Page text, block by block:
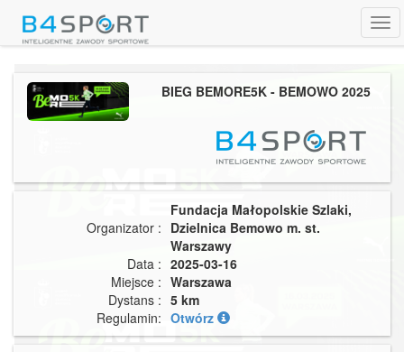
BIEG BEMORE5K - BEMOWO 2025
Organizator :
Fundacja Małopolskie Szlaki,
Dzielnica Bemowo m. st.
Warszawy
Data : 2025-03-16
Miejsce : Warszawa
Dystans : 5 km
Regulamin: Otwórz